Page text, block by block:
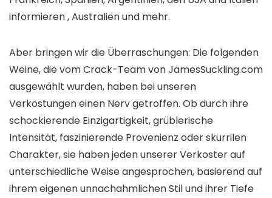
informieren , Australien und mehr.
Aber bringen wir die Überraschungen: Die folgenden
Weine, die vom Crack-Team von JamesSuckling.com
ausgewählt wurden, haben bei unseren
Verkostungen einen Nerv getroffen. Ob durch ihre
schockierende Einzigartigkeit, grüblerische
Intensität, faszinierende Provenienz oder skurrilen
Charakter, sie haben jeden unserer Verkoster auf
unterschiedliche Weise angesprochen, basierend auf
ihrem eigenen unnachahmlichen Stil und ihrer Tiefe